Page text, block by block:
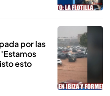
por las
esto